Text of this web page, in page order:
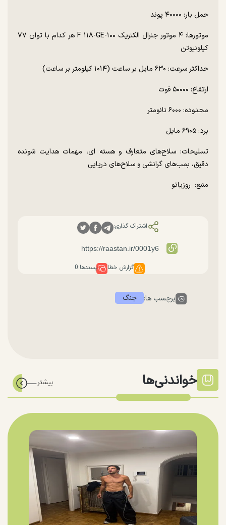
حمل بار: ۴۰۰۰۰ پوند
موتورها: ۴ موتور جنرال الکتریک F ۱۱۸-GE-۱۰۰ هر کدام با توان ۷۷
کیلونیوتن
حداکثر سرعت: ۶۳۰ مایل بر ساعت (۱۰۱۴ کیلومتر بر ساعت)
ارتفاع: ۵۰۰۰۰ فوت
محدوده: ۶۰۰۰ نانومتر
برد: ۶۹۰۵ مایل
تسلیحات: سلاح‌های متعارف و هسته ای، مهمات هدایت شونده
دقیق، بمب‌های گرانشی و سلاح‌های دریایی
منبع: روزیاتو
اشتراک گذاری:
گزارش خطا پسندها:0
برچسب ها: جنگ
خواندنی‌ها